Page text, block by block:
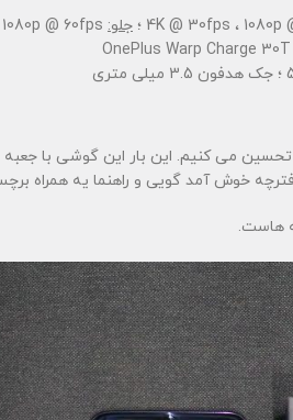
جلو:
می کنیم. این بار این گوشی با
هاست.